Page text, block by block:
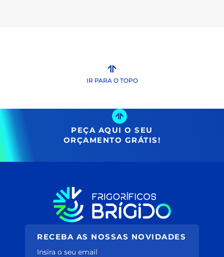
IR PARA O TOPO
PEÇA AQUI O SEU
ORÇAMENTO GRÁTIS!
RECEBA AS NOSSAS NOVIDADES
Insira o seu email